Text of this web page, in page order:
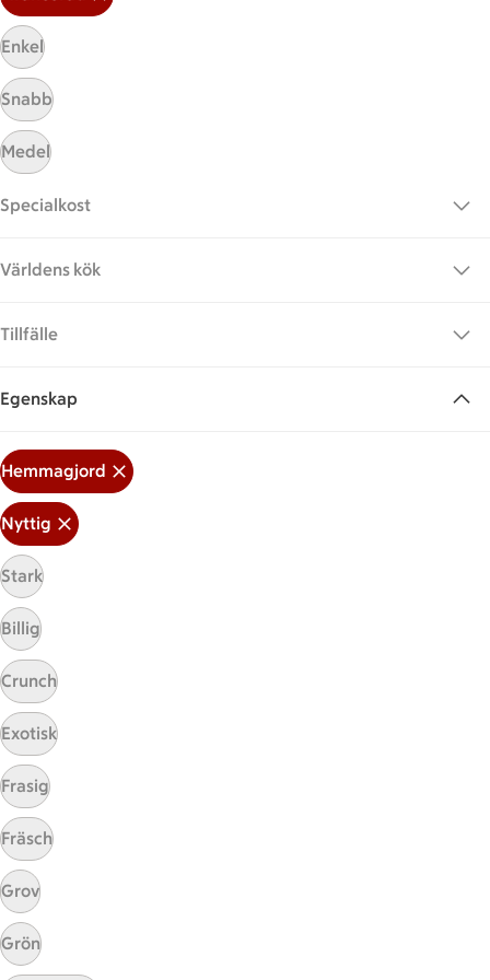
Enkel
Snabb
Medel
Specialkost
Världens kök
Tillfälle
Egenskap
Hemmagjord
Nyttig
Stark
Billig
Crunch
Exotisk
Frasig
Fräsch
Grov
Grön